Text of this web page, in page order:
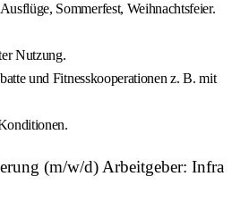
Sommerfest, Weihnachtsfeier.
Nutzung.
und Fitnesskooperationen z. B. mit
(m/w/d) Arbeitgeber: Infra